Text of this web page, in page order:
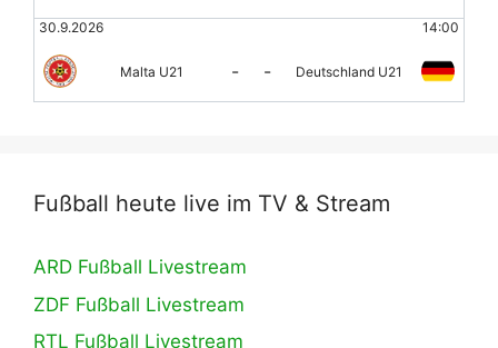
30.9.2026 14:00
Malta U21 - - Deutschland U21
Fußball heute live im TV & Stream
ARD Fußball Livestream
ZDF Fußball Livestream
RTL Fußball Livestream